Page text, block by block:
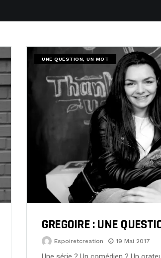
UNE QUESTION, UN MOT
GREGOIRE : UNE
Espoiretcreation 19 Mai 2017